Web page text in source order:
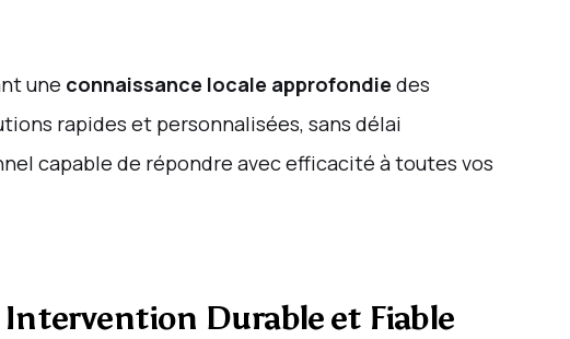
une connaissance locale approfondie des
rapides et personnalisées, sans délai
capable de répondre avec efficacité à toutes vos
Durable et Fiable